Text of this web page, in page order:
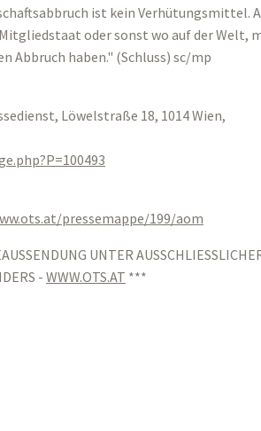
ist kein Verhütungsmittel.
oder sonst wo auf der Welt,
Abbruch haben." (Schluss) sc/mp
Löwelstraße 18, 1014 Wien,
pressemappe/199/aom
UNTER
- WWW.OTS.AT ***